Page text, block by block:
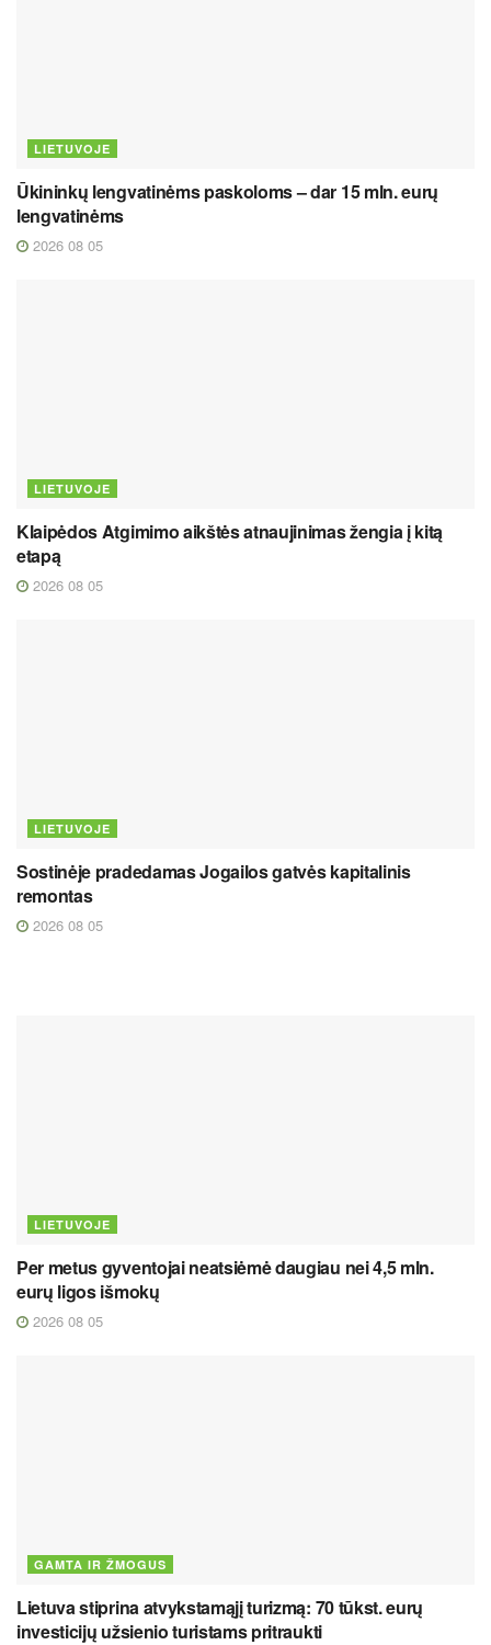
LIETUVOJE
Ūkininkų lengvatinėms paskoloms – dar 15 mln. eurų
lengvatinėms
2026 08 05
LIETUVOJE
Klaipėdos Atgimimo aikštės atnaujinimas žengia į kitą
etapą
2026 08 05
LIETUVOJE
Sostinėje pradedamas Jogailos gatvės kapitalinis
remontas
2026 08 05
LIETUVOJE
Per metus gyventojai neatsiėmė daugiau nei 4,5 mln.
eurų ligos išmokų
2026 08 05
GAMTA IR ŽMOGUS
Lietuva stiprina atvykstamąjį turizmą: 70 tūkst. eurų
investicijų užsienio turistams pritraukti